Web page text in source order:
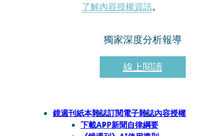
了解內容授權資訊。
獨家深度分析報導
線上閱讀
鏡週刊紙本雜誌訂閱電子雜誌內容授權
下載APP新聞自律綱要